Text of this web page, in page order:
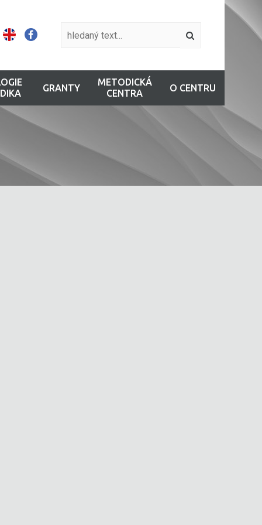
GRANTY
METODICKÁ
CENTRA
O CENTRU